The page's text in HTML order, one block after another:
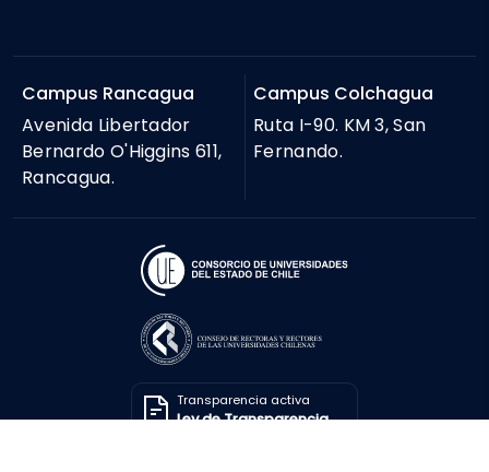
Campus Rancagua
Avenida Libertador
Bernardo O'Higgins 611,
Rancagua.
Campus Colchagua
Ruta I-90. KM 3, San
Fernando.
Transparencia activa
Ley de Transparencia